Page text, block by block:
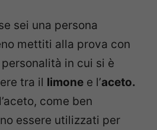
sei una persona
mettiti alla prova con
in cui si è
tra il limone e l’aceto.
come ben
essere utilizzati per